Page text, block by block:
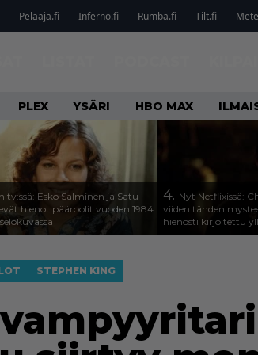
Pelaaja.fi Inferno.fi Rumba.fi Tilt.fi
PLEX YSÄRI HBO MAX
tv:ssä: Esko Salminen ja Satu
hienot pääroolit vuoden 1984
4. Nyt Netflixissä:
viiden tähden
hienosti kirjoitettu
STEPHEN KING